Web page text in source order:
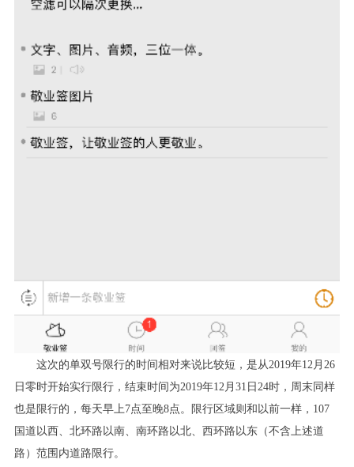
这次的单双号限行的时间相对来说比较短，是从2019年12月26
日零时开始实行限行，结束时间为2019年12月31日24时，周末同样
也是限行的，每天早上7点至晚8点。限行区域则和以前一样，107
国道以西、北环路以南、南环路以北、西环路以东（不含上述道
路）范围内道路限行。